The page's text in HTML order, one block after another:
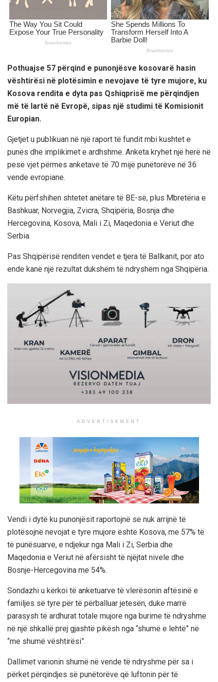
Pothuajse 57 përqind e punonjësve kosovarë hasin
vështirësi në plotësimin e nevojave të tyre mujore, ku
Kosova rendita e dyta pas Qshiqprisë me përqindjen
më të lartë në Evropë, sipas një studimi të Komisionit
Europian.
Gjetjet u publikuan në një raport të fundit mbi kushtet e
punës dhe implikimet e ardhshme. Anketa kryhet një herë në
pesë vjet përmes anketave të 70 mijë punëtorëve në 36
vende evropiane.
Këtu përfshihen shtetet anëtare të BE-së, plus Mbretëria e
Bashkuar, Norvegjia, Zvicra, Shqipëria, Bosnja dhe
Hercegovina, Kosova, Mali i Zi, Maqedonia e Veriut dhe
Serbia.
Pas Shqipërisë renditen vendet e tjera të Ballkanit, por ato
ende kanë një rezultat dukshëm të ndryshëm nga Shqipëria.
ADVERTISEMENT
Vendi i dytë ku punonjësit raportojnë se nuk arrijnë të
plotësojnë nevojat e tyre mujore është Kosova, me 57% të
të punësuarve, e ndjekur nga Mali i Zi, Serbia dhe
Maqedonia e Veriut në afërsisht të njëjtat nivele dhe
Bosnje-Hercegovina me 54%.
Sondazhi u kërkoi të anketuarve të vlerësonin aftësinë e
familjes së tyre për të përballuar jetesën, duke marrë
parasysh të ardhurat totale mujore nga burime të ndryshme
në një shkallë prej gjashtë pikësh nga “shumë e lehtë” në
“me shumë vështirësi”.
Dallimet varionin shumë në vende të ndryshme për sa i
përket përqindjes së punëtorëve që luftonin për të